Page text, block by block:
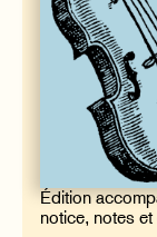
Édition
notice, notes